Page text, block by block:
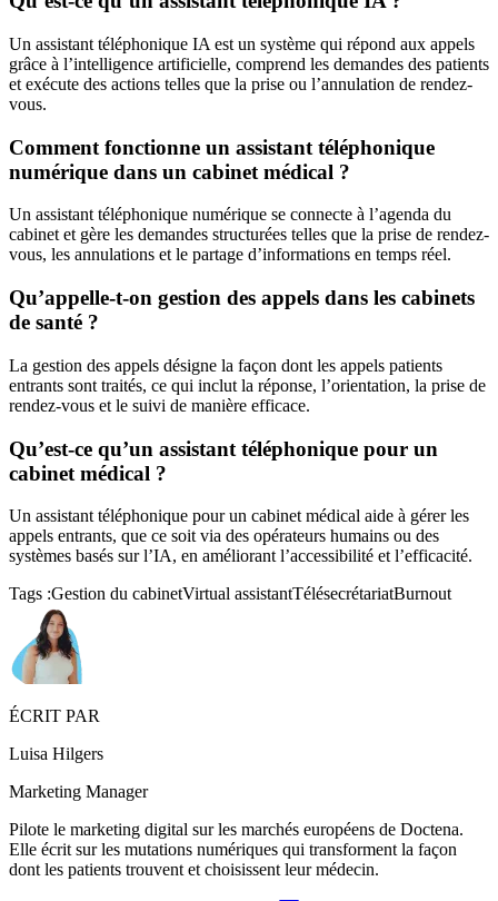
Un assistant téléphonique IA est un système qui répond aux appels
grâce à l’intelligence artificielle, comprend les demandes des patients
et exécute des actions telles que la prise ou l’annulation de rendez-
vous.
Comment fonctionne un assistant téléphonique
numérique dans un cabinet médical ?
Un assistant téléphonique numérique se connecte à l’agenda du
cabinet et gère les demandes structurées telles que la prise de rendez-
vous, les annulations et le partage d’informations en temps réel.
Qu’appelle-t-on gestion des appels dans les cabinets
de santé ?
La gestion des appels désigne la façon dont les appels patients
entrants sont traités, ce qui inclut la réponse, l’orientation, la prise de
rendez-vous et le suivi de manière efficace.
Qu’est-ce qu’un assistant téléphonique pour un
cabinet médical ?
Un assistant téléphonique pour un cabinet médical aide à gérer les
appels entrants, que ce soit via des opérateurs humains ou des
systèmes basés sur l’IA, en améliorant l’accessibilité et l’efficacité.
Tags :Gestion du cabinetVirtual assistantTélésecrétariatBurnout
ÉCRIT PAR
Luisa Hilgers
Marketing Manager
Pilote le marketing digital sur les marchés européens de Doctena.
Elle écrit sur les mutations numériques qui transforment la façon
dont les patients trouvent et choisissent leur médecin.